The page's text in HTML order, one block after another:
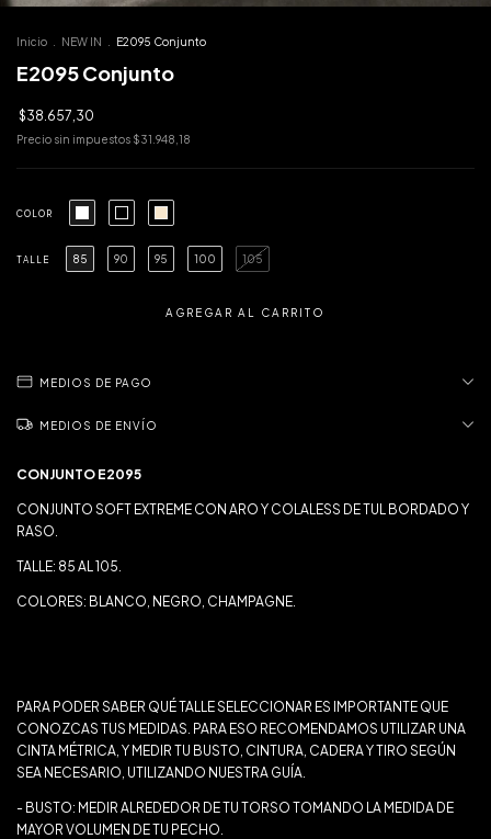
Inicio NEW IN E2095 Conjunto
E2095 Conjunto
$38.657,30
Precio sin impuestos $31.948,18
COLOR
TALLE 85 90 95 100 105
MEDIOS DE PAGO
MEDIOS DE ENVÍO
CONJUNTO E2095
CONJUNTO SOFT EXTREME CON ARO Y COLALESS DE TUL BORDADO Y
RASO.
TALLE: 85 AL 105.
COLORES: BLANCO, NEGRO, CHAMPAGNE.
PARA PODER SABER QUÉ TALLE SELECCIONAR ES IMPORTANTE QUE
CONOZCAS TUS MEDIDAS. PARA ESO RECOMENDAMOS UTILIZAR UNA
CINTA MÉTRICA, Y MEDIR TU BUSTO, CINTURA, CADERA Y TIRO SEGÚN
SEA NECESARIO, UTILIZANDO NUESTRA GUÍA.
- BUSTO: MEDIR ALREDEDOR DE TU TORSO TOMANDO LA MEDIDA DE
MAYOR VOLUMEN DE TU PECHO.